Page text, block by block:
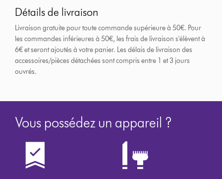
Détails de livraison
Livraison gratuite pour toute commande supérieure à 50€. Pour
les commandes inférieures à 50€, les frais de livraison s'élèvent à
6€ et seront ajoutés à votre panier. Les délais de livraison des
accessoires/pièces détachées sont compris entre 1 et 3 jours
ouvrés.
Vous possédez un appareil ?